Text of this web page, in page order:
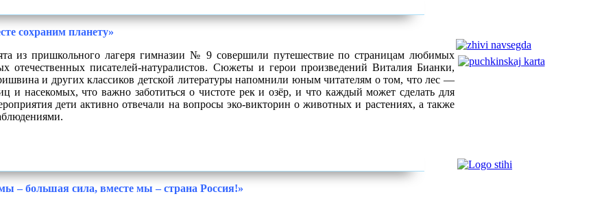
сохраним планету»
из пришкольного лагеря гимназии № 9 совершили путешествие по страницам любимых
отечественных писателей-натуралистов. Сюжеты и герои произведений Виталия Бианки,
и других классиков детской литературы напомнили юным читателям о том, что лес —
и насекомых, что важно заботиться о чистоте рек и озёр, и что каждый может сделать для
дети активно отвечали на вопросы эко-викторин о животных и растениях, а также
– большая сила, вместе мы – страна Россия!»